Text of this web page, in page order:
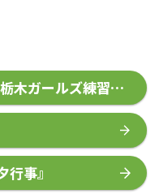
木ガールズ練習
事』